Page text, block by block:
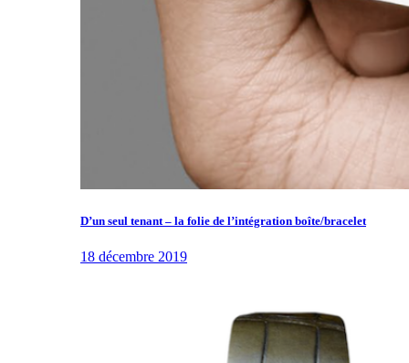
D’un seul tenant – la folie de l’intégration boîte/bracelet
18 décembre 2019